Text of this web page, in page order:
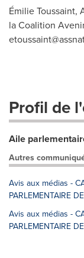
Émilie Toussaint,
la Coalition
Profil de
Aile
Autres
Avis aux médias -
PARLEMENTAIRE
Avis aux médias -
PARLEMENTAIRE